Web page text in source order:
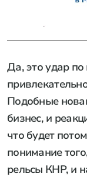
Да, это удар
Подобные
бизнес, и
что будет
понимание
рельсы КНР, и